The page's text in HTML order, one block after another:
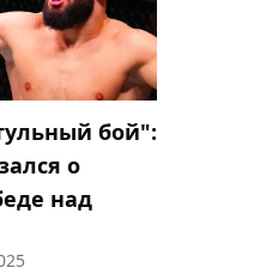
333 в
2026
бой":
о
над